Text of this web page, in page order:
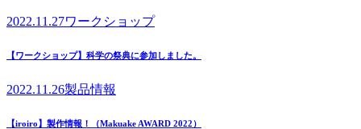
2022.11.27ワークショップ
【ワークショップ】科学の祭典に参加しました。
2022.11.26製品情報
【iroiro】製作情報！（Makuake AWARD 2022）